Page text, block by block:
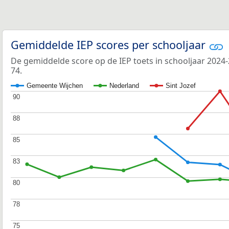
Gemiddelde IEP scores per schooljaar
De gemiddelde score op de IEP toets in schooljaar
74.
Gemeente Wijchen Nederland Sint Jozef
75
75
78
78
80
80
83
83
85
85
88
88
90
90